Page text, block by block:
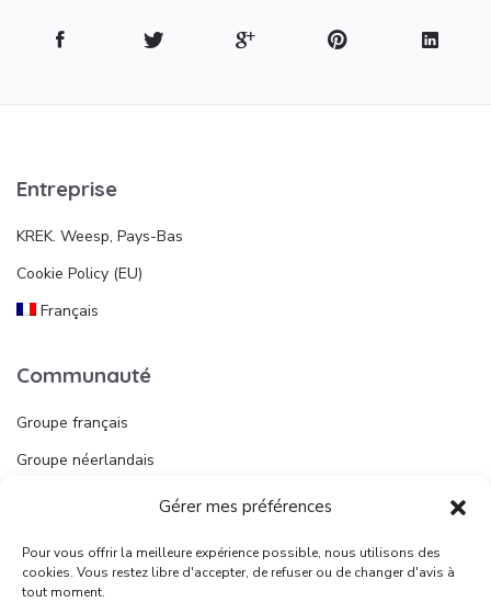
Gérer mes préférences
Pour vous offrir la meilleure expérience possible, nous utilisons des
cookies. Vous restez libre d'accepter, de refuser ou de changer d'avis à
tout moment.
Entreprise
KREK. Weesp, Pays-Bas
Cookie Policy (EU)
Français
Communauté
Groupe français
Groupe néerlandais
Publier une annonce